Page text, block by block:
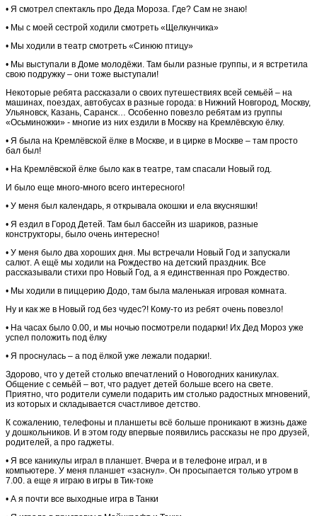
• Я смотрел спектакль про Деда Мороза. Где? Сам не знаю!
• Мы с моей сестрой ходили смотреть «Щелкунчика»
• Мы ходили в театр смотреть «Синюю птицу»
• Мы выступали в Доме молодёжи. Там были разные группы, и я встретила
свою подружку – они тоже выступали!
Некоторые ребята рассказали о своих путешествиях всей семьёй – на
машинах, поездах, автобусах в разные города: в Нижний Новгород, Москву,
Ульяновск, Казань, Саранск… Особенно повезло ребятам из группы
«Осьминожки» - многие из них ездили в Москву на Кремлёвскую ёлку.
• Я была на Кремлёвской ёлке в Москве, и в цирке в Москве – там просто
бал был!
• На Кремлёвской ёлке было как в театре, там спасали Новый год.
И было еще много-много всего интересного!
• У меня был календарь, я открывала окошки и ела вкусняшки!
• Я ездил в Город Детей. Там был бассейн из шариков, разные
конструкторы, было очень интересно!
• У меня было два хороших дня. Мы встречали Новый Год и запускали
салют. А ещё мы ходили на Рождество на детский праздник. Все
рассказывали стихи про Новый Год, а я единственная про Рождество.
• Мы ходили в пиццерию Додо, там была маленькая игровая комната.
Ну и как же в Новый год без чудес?! Кому-то из ребят очень повезло!
• На часах было 0.00, и мы ночью посмотрели подарки! Их Дед Мороз уже
успел положить под ёлку
• Я проснулась – а под ёлкой уже лежали подарки!.
Здорово, что у детей столько впечатлений о Новогодних каникулах.
Общение с семьёй – вот, что радует детей больше всего на свете.
Приятно, что родители сумели подарить им столько радостных мгновений,
из которых и складывается счастливое детство.
К сожалению, телефоны и планшеты всё больше проникают в жизнь даже
у дошкольников. И в этом году впервые появились рассказы не про друзей,
родителей, а про гаджеты.
• Я все каникулы играл в планшет. Вчера и в телефоне играл, и в
компьютере. У меня планшет «заснул». Он просыпается только утром в
7.00. а еще я играю в игры в Тик-токе
• А я почти все выходные игра в Танки